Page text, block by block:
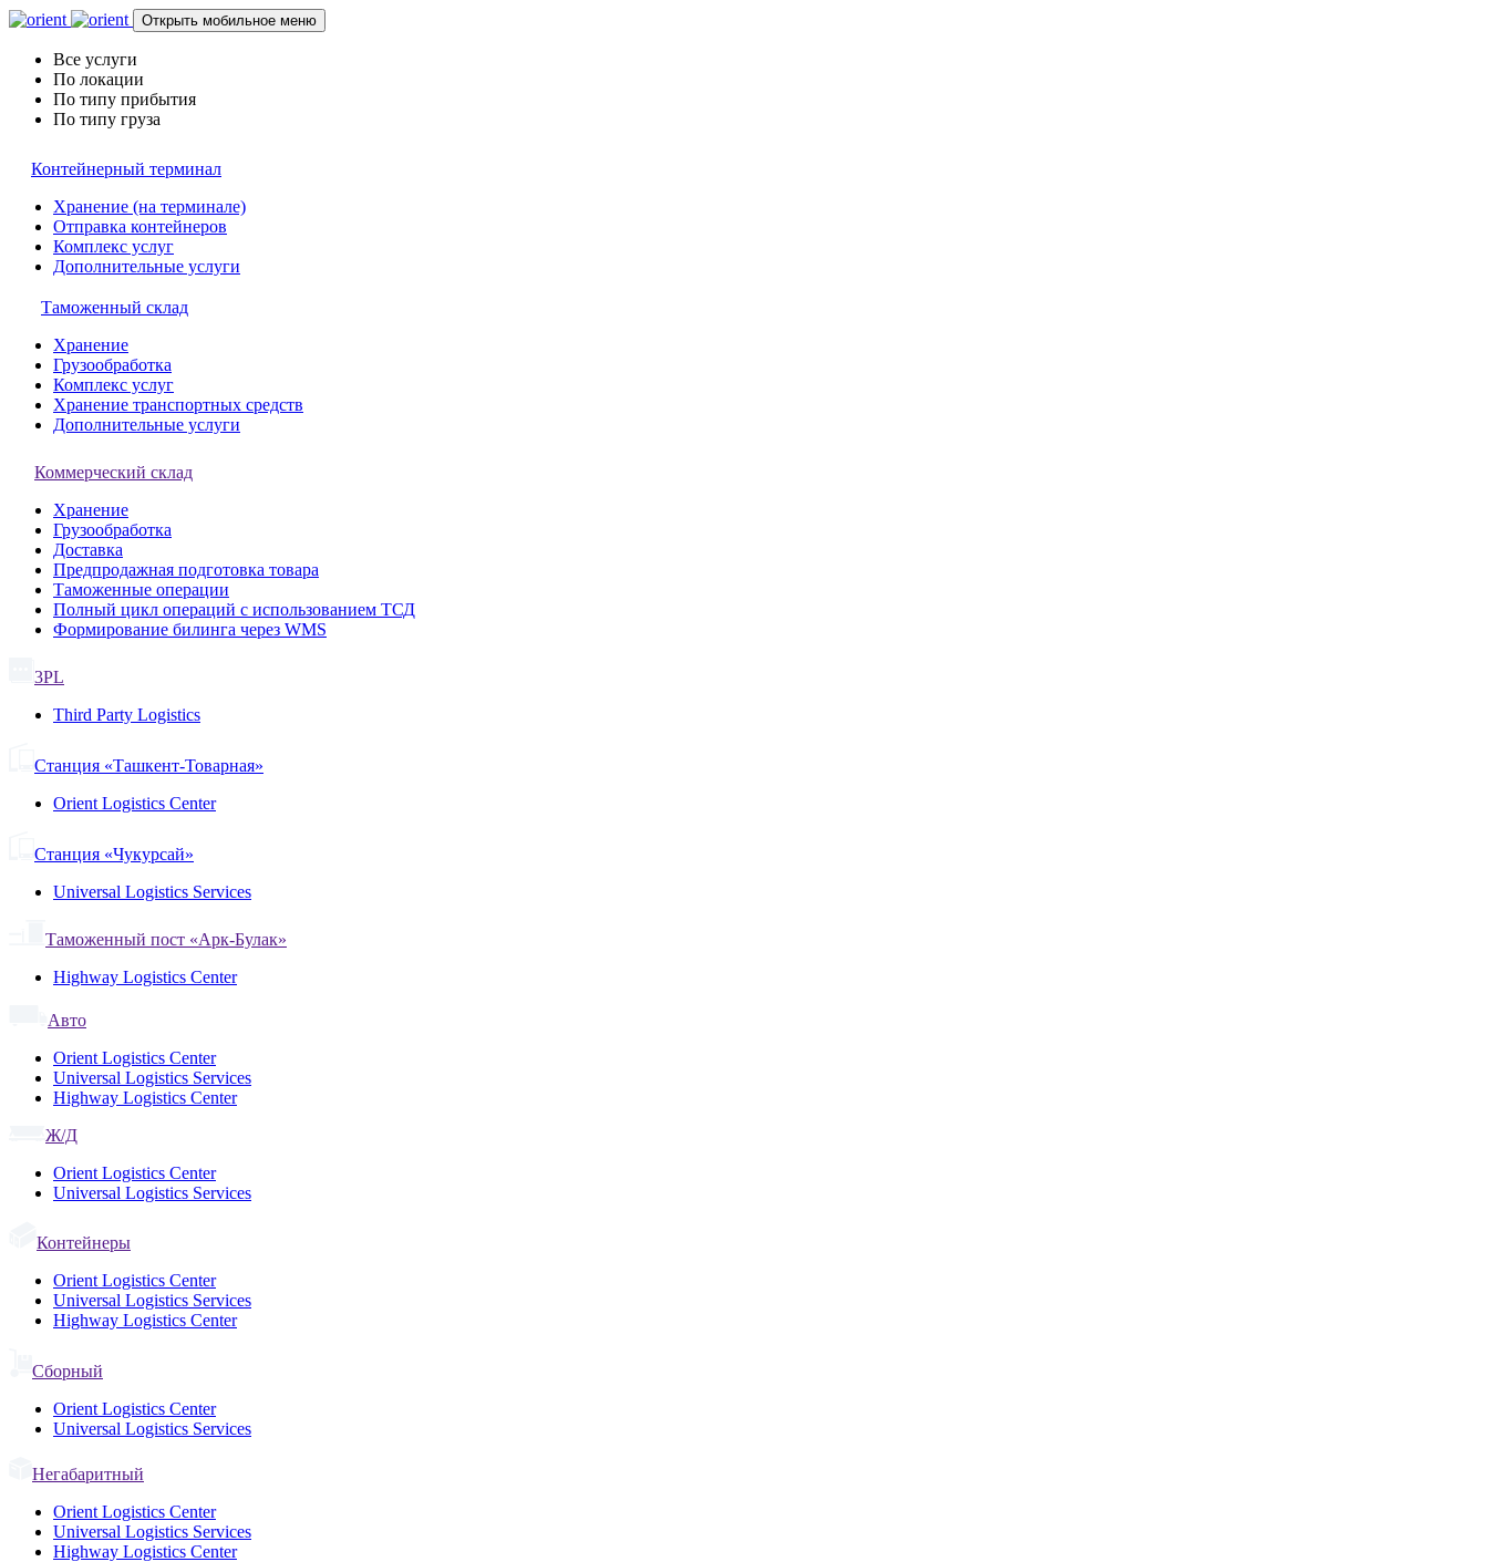
Открыть мобильное меню
Все услуги
По локации
По типу прибытия
По типу груза
Контейнерный терминал
Хранение (на терминале)
Отправка контейнеров
Комплекс услуг
Дополнительные услуги
Таможенный склад
Хранение
Грузообработка
Комплекс услуг
Хранение транспортных средств
Дополнительные услуги
Коммерческий склад
Хранение
Грузообработка
Доставка
Предпродажная подготовка товара
Таможенные операции
Полный цикл операций с использованием ТСД
Формирование билинга через WMS
3PL
Third Party Logistics
Станция «Ташкент-Товарная»
Orient Logistics Center
Станция «Чукурсай»
Universal Logistics Services
Таможенный пост «Арк-Булак»
Highway Logistics Center
Авто
Orient Logistics Center
Universal Logistics Services
Highway Logistics Center
Ж/Д
Orient Logistics Center
Universal Logistics Services
Контейнеры
Orient Logistics Center
Universal Logistics Services
Highway Logistics Center
Сборный
Orient Logistics Center
Universal Logistics Services
Негабаритный
Orient Logistics Center
Universal Logistics Services
Highway Logistics Center